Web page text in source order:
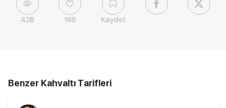
42B 165 Kaydet
Benzer Kahvaltı Tarifleri